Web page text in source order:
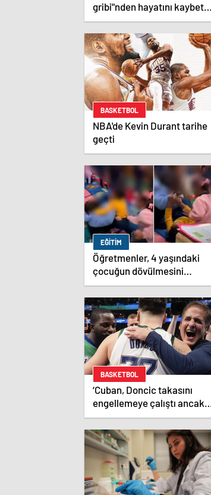
gribi"nden hayatını kaybetti
– Haberler | Sağlık Haberleri
BASKETBOL
NBA'de Kevin Durant tarihe
geçti
EĞITIM
Öğretmenler, 4 yaşındaki
çocuğun dövülmesini
gülerek izledi
BASKETBOL
‘Cuban, Doncic takasını
engellemeye çalıştı ancak
geç kaldı’ iddiası! NBA
Haberleri